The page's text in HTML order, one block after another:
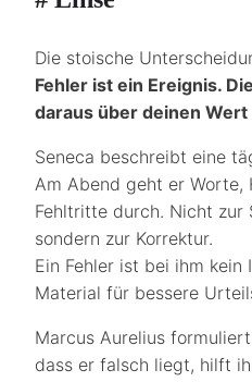
Die stoische
Fehler ist ein Ereignis.
daraus über deinen
Seneca beschreibt eine
Am Abend geht er Worte,
Fehltritte durch. Nicht zur
sondern zur Korrektur.
Ein Fehler ist bei ihm
Material für bessere
Marcus Aurelius
dass er falsch liegt, hilft